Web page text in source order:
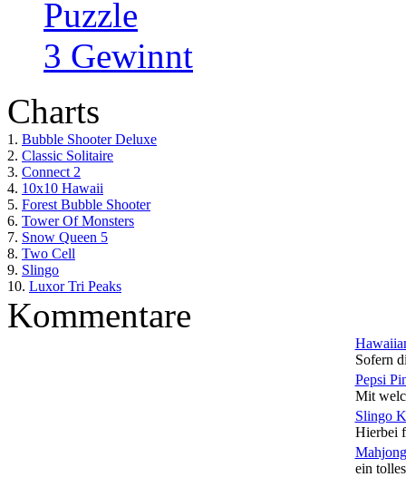
Puzzle
3 Gewinnt
Charts
1. Bubble Shooter Deluxe
2. Classic Solitaire
3. Connect 2
4. 10x10 Hawaii
5. Forest Bubble Shooter
6. Tower Of Monsters
7. Snow Queen 5
8. Two Cell
9. Slingo
10. Luxor Tri Peaks
Kommentare
Sofern
Pepsi
Mit
Slingo
Hierbei
ein